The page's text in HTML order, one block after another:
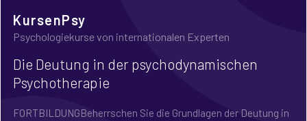
KursenPsy
Psychologiekurse von internationalen Experten
Die Deutung in der psychodynamischen
Psychotherapie
FORTBILDUNGBeherrschen Sie die Grundlagen der Deutung in